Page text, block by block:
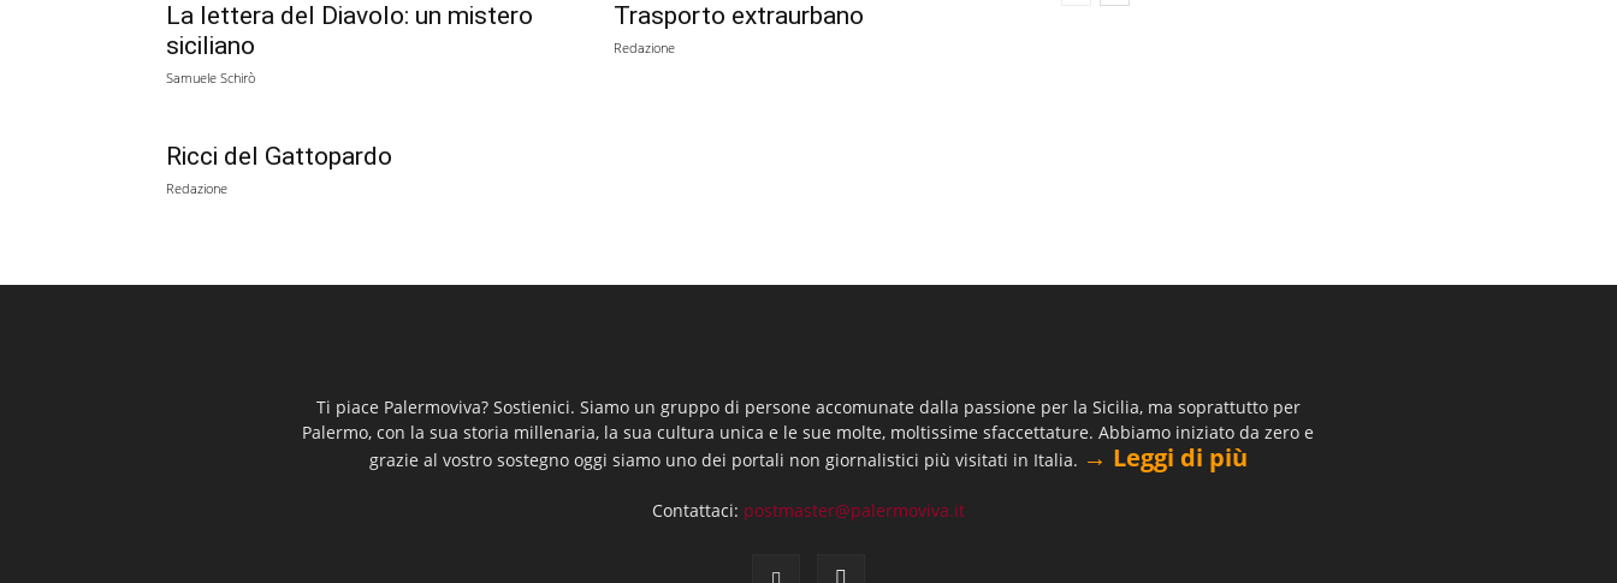
La lettera del Diavolo: un mistero
siciliano
Samuele Schirò
Trasporto extraurbano
Redazione
Ricci del Gattopardo
Redazione
Ti piace Palermoviva? Sostienici. Siamo un gruppo di persone accomunate dalla passione per la Sicilia, ma soprattutto per
Palermo, con la sua storia millenaria, la sua cultura unica e le sue molte, moltissime sfaccettature. Abbiamo iniziato da zero e
grazie al vostro sostegno oggi siamo uno dei portali non giornalistici più visitati in Italia. → Leggi di più
Contattaci: postmaster@palermoviva.it